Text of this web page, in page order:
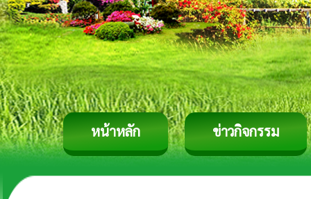
หน้าหลัก ข่าวกิจกรรม